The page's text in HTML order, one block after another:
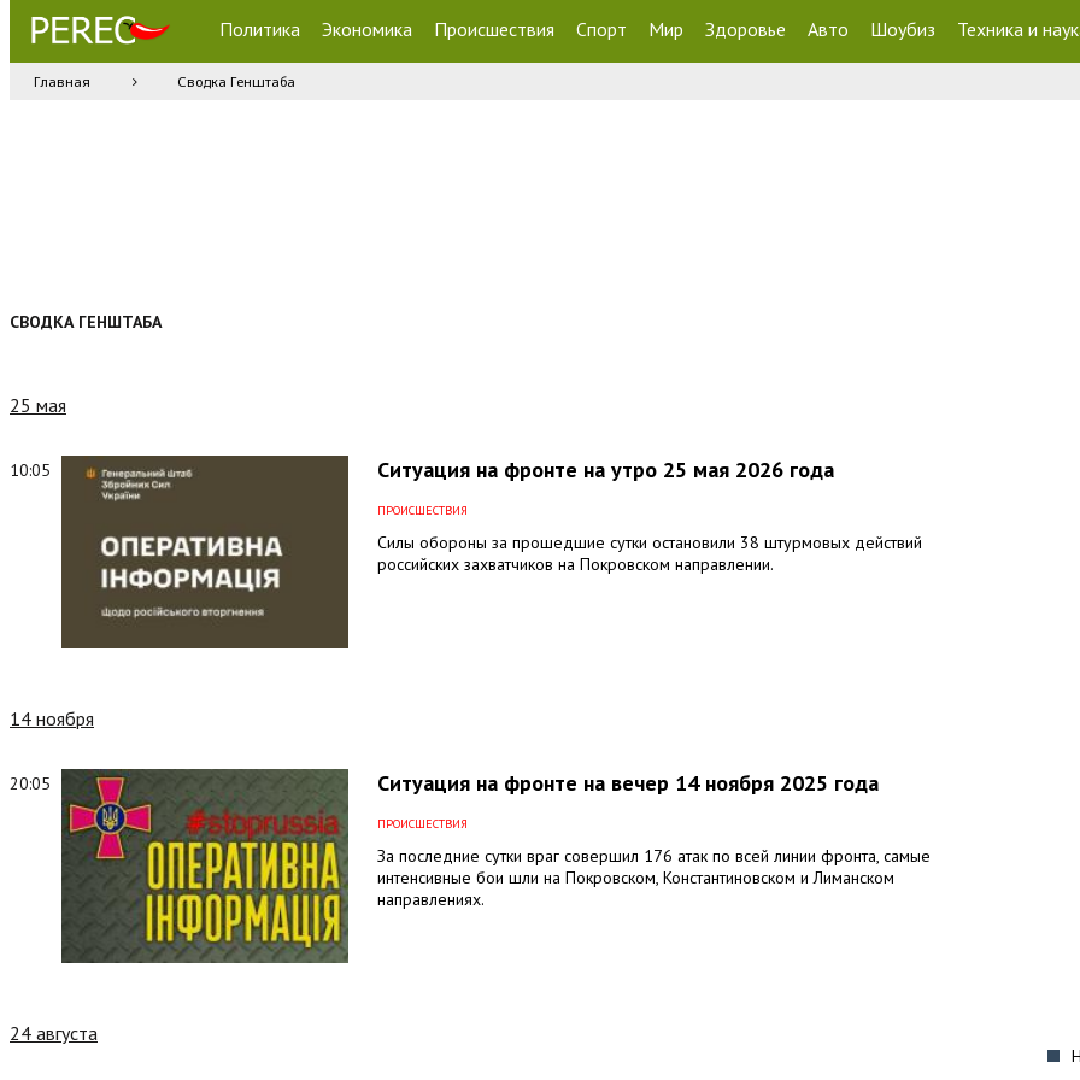
Политика Экономика Происшествия Спорт Мир Здоровье Авто Шоубиз Техника и
Главная Сводка Генштаба
СВОДКА ГЕНШТАБА
25 мая
10:05 Ситуация на фронте на утро 25 мая 2026 года
ПРОИСШЕСТВИЯ
Силы обороны за прошедшие сутки остановили 38 штурмовых действий
российских захватчиков на Покровском направлении.
14 ноября
20:05 Ситуация на фронте на вечер 14 ноября 2025 года
ПРОИСШЕСТВИЯ
За последние сутки враг совершил 176 атак по всей линии фронта, самые
интенсивные бои шли на Покровском, Константиновском и Лиманском
направлениях.
24 августа